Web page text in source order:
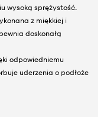
wysoką sprężystość.
z miękkiej i
doskonałą
odpowiedniemu
uderzenia o podłoże